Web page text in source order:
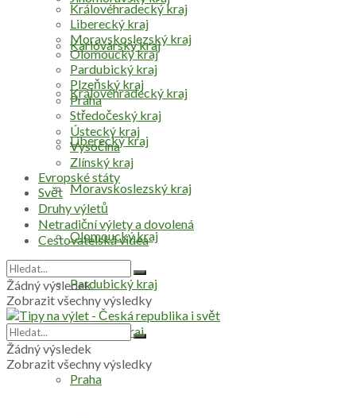
Karlovarský kraj
Královéhradecký kraj
Liberecký kraj
Moravskoslezský kraj
Olomoucký kraj
Pardubický kraj
Plzeňský kraj
Praha
Královéhradecký kraj
Liberecký kraj
Moravskoslezský kraj
Olomoucký kraj
Pardubický kraj
Plzeňský kraj
Praha
Středočeský kraj
Ústecký kraj
Vysočina
Zlínský kraj
Evropské státy
Svět
Druhy výletů
Netradiční výlety a dovolená
Cestovatelská videa
Žádný výsledek
Zobrazit všechny výsledky
Žádný výsledek
Zobrazit všechny výsledky